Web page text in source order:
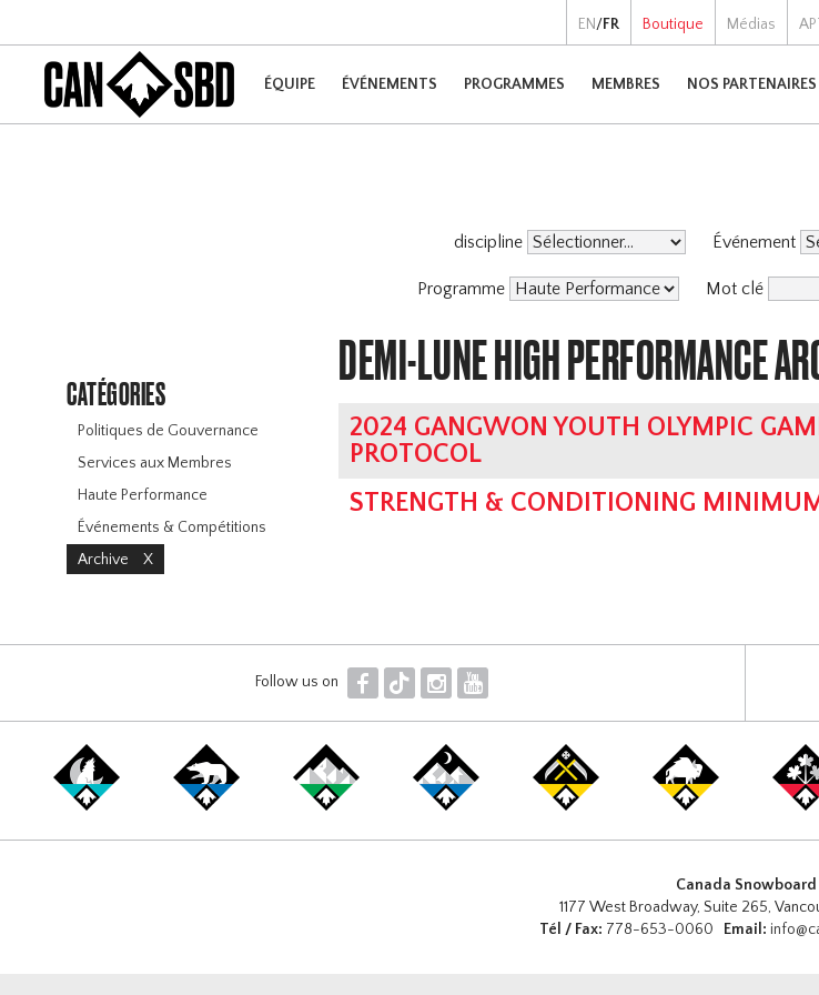
EN/FR Boutique Médias
ÉQUIPE ÉVÉNEMENTS PROGRAMMES MEMBRES NOS PARTENAIRES
CATÉGORIES
Politiques de Gouvernance
Services aux Membres
Haute Performance
Événements & Compétitions
Archive
X
discipline Événement
Programme Mot clé
DEMI-LUNE HIGH PERFORMANCE
2024 GANGWON YOUTH OLYMPIC
PROTOCOL
STRENGTH & CONDITIONING
Follow us on F T I Y
Canada Snowboard
1177 West Broadway, Suite 265,
Tél / Fax: 778-653-0060 Email: